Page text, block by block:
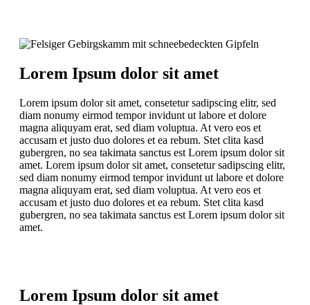
Lorem Ipsum dolor sit amet
Lorem ipsum dolor sit amet, consetetur sadipscing elitr, sed
diam nonumy eirmod tempor invidunt ut labore et dolore
magna aliquyam erat, sed diam voluptua. At vero eos et
accusam et justo duo dolores et ea rebum. Stet clita kasd
gubergren, no sea takimata sanctus est Lorem ipsum dolor sit
amet. Lorem ipsum dolor sit amet, consetetur sadipscing elitr,
sed diam nonumy eirmod tempor invidunt ut labore et dolore
magna aliquyam erat, sed diam voluptua. At vero eos et
accusam et justo duo dolores et ea rebum. Stet clita kasd
gubergren, no sea takimata sanctus est Lorem ipsum dolor sit
amet.
Lorem Ipsum dolor sit amet